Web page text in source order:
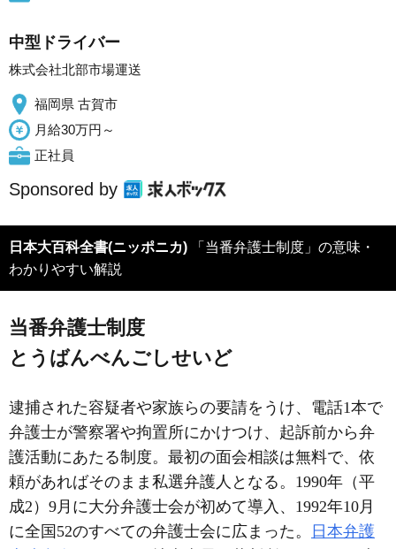
中型ドライバー
株式会社北部市場運送
福岡県 古賀市
月給30万円～
正社員
Sponsored by
日本大百科全書(ニッポニカ) 「当番弁護士制度」の意味・
わかりやすい解説
当番弁護士制度
とうばんべんごしせいど
逮捕された容疑者や家族らの要請をうけ、電話1本で
弁護士が警察署や拘置所にかけつけ、起訴前から弁
護活動にあたる制度。最初の面会相談は無料で、依
頼があればそのまま私選弁護人となる。1990年（平
成2）9月に大分弁護士会が初めて導入、1992年10月
に全国52のすべての弁護士会に広まった。
日本弁護